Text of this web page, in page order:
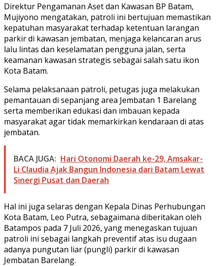
Direktur Pengamanan Aset dan Kawasan BP Batam,
Mujiyono mengatakan, patroli ini bertujuan memastikan
kepatuhan masyarakat terhadap ketentuan larangan
parkir di kawasan jembatan, menjaga kelancaran arus
lalu lintas dan keselamatan pengguna jalan, serta
keamanan kawasan strategis sebagai salah satu ikon
Kota Batam.
Selama pelaksanaan patroli, petugas juga melakukan
pemantauan di sepanjang area Jembatan 1 Barelang
serta memberikan edukasi dan imbauan kepada
masyarakat agar tidak memarkirkan kendaraan di atas
jembatan.
BACA JUGA: Hari Otonomi Daerah ke-29, Amsakar-
Li Claudia Ajak Bangun Indonesia dari Batam Lewat
Sinergi Pusat dan Daerah
Hal ini juga selaras dengan Kepala Dinas Perhubungan
Kota Batam, Leo Putra, sebagaimana diberitakan oleh
Batampos pada 7 Juli 2026, yang menegaskan tujuan
patroli ini sebagai langkah preventif atas isu dugaan
adanya pungutan liar (pungli) parkir di kawasan
Jembatan Barelang.